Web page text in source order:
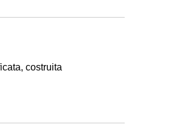
costruita